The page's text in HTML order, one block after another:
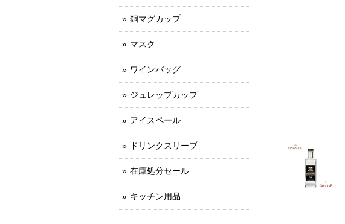
銅マグカップ
マスク
ワインバッグ
ジュレップカップ
アイスペール
ドリンクスリーブ
在庫処分セール
キッチン用品